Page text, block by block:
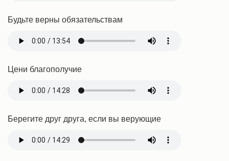
Будьте верны обязательствам
Цени благополучие
Берегите друг друга, если вы верующие